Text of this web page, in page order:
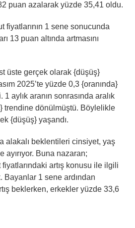
puan azalarak yüzde 35,41 oldu.
fiyatlarının 1 sene sonucunda
13 puan altında artmasını
üste gerçek olarak {düşüş}
2025’te yüzde 0,3 {oranında}
aylık aranın sonrasında aralık
trendine dönülmüştü. Böylelikle
{düşüş} yaşandı.
alakalı beklentileri cinsiyet, yaş
Buna nazaran;
artış konusu ile ilgili
Bayanlar 1 sene ardından
beklerken, erkekler yüzde 33,6